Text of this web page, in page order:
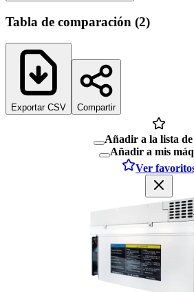
Tabla de comparación (2)
Exportar CSV Compartir
Añadir a la lista de
Añadir a mis
Ver